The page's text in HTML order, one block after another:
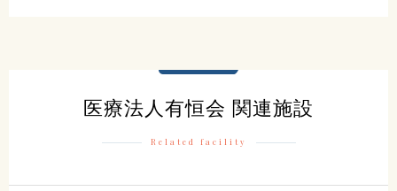
交通アクセスはこちら
医療法人有恒会 関連施設
Related facility